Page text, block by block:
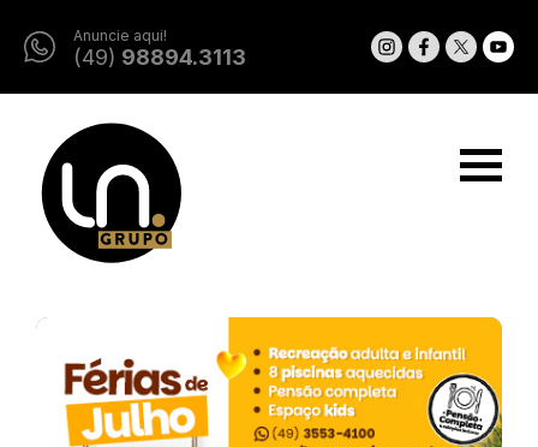
Anuncie aqui!
(49) 98894.3113